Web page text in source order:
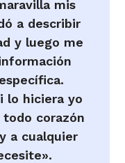
mis
a describir
y luego me
lo hiciera yo
corazón
a cualquier